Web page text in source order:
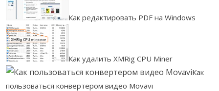
Как редактировать PDF на Windows
Как удалить XMRig CPU Miner
Как
пользоваться конвертером видео Movavi